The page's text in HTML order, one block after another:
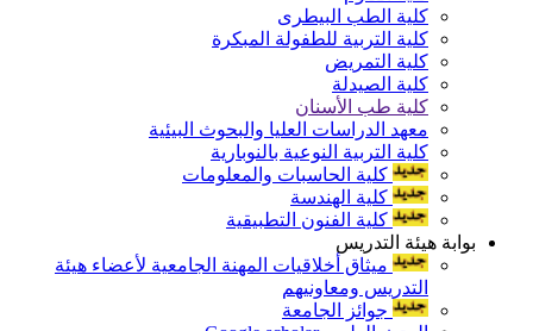
كلية الطب البيطرى
كلية التربية للطفولة المبكرة
كلية التمريض
كلية الصيدلة
كلية طب الأسنان
معهد الدراسات العليا والبحوث البيئية
كلية التربية النوعية بالنوبارية
كلية الحاسبات والمعلومات
كلية الهندسة
كلية الفنون التطبيقية
بوابة هيئة التدريس
ميثاق أخلاقيات المهنة الجامعية لأعضاء هيئة
التدريس ومعاونيهم
جوائز الجامعة